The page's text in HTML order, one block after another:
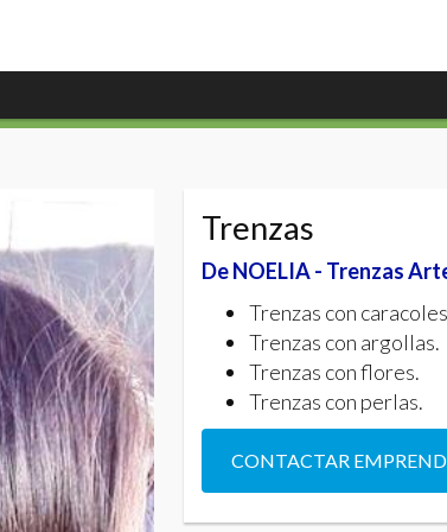
Trenzas
De NOELIA - Trenzas
Trenzas con
Trenzas con argollas.
Trenzas con flores.
Trenzas con perlas.
CONTACTAR